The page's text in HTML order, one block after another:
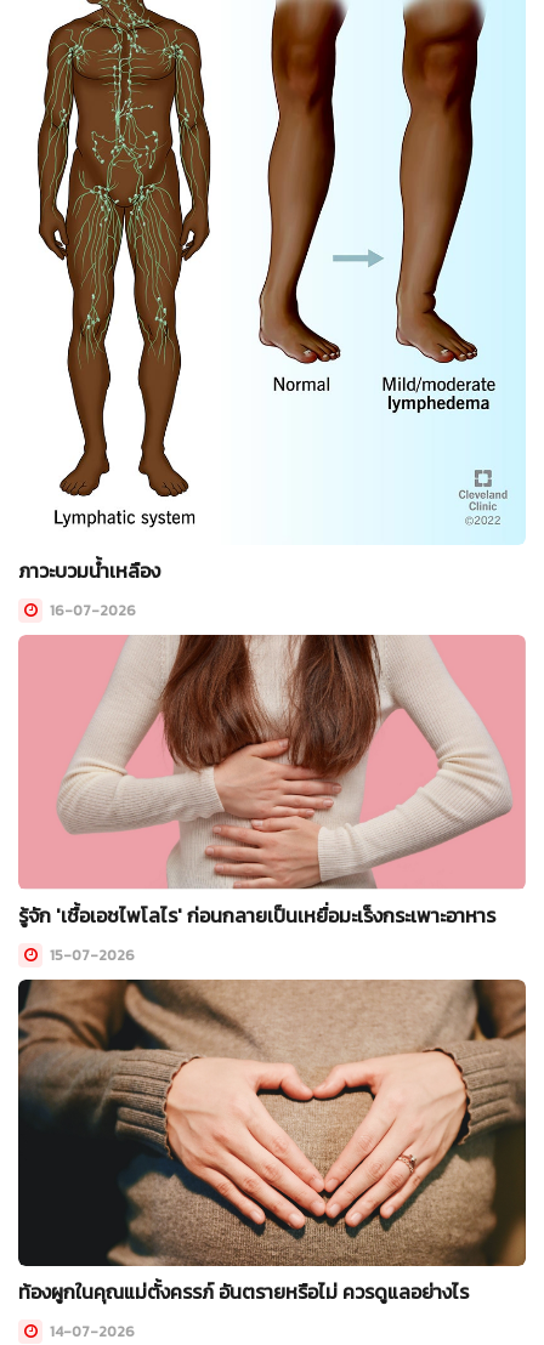
ภาวะบวมน้ำเหลือง
16-07-2026
รู้จัก 'เชื้อเอชไพโลไร' ก่อนกลายเป็นเหยื่อมะเร็งกระเพาะอาหาร
15-07-2026
ท้องผูกในคุณแม่ตั้งครรภ์ อันตรายหรือไม่ ควรดูแลอย่างไร
14-07-2026